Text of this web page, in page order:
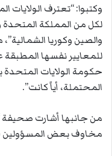
وكتبوا: “تعترف الولايات
لكل من المملكة المتحدة
والصين وكوريا
للمعايير نفسها
حكومة الولايات المتحدة
المحتملة، أياً كانت”.
من جانبها أشارت صحيفة
مخاوف بعض المسؤولين